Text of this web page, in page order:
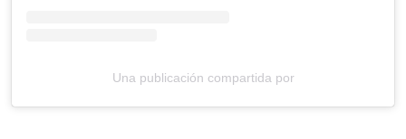
Una publicación compartida por